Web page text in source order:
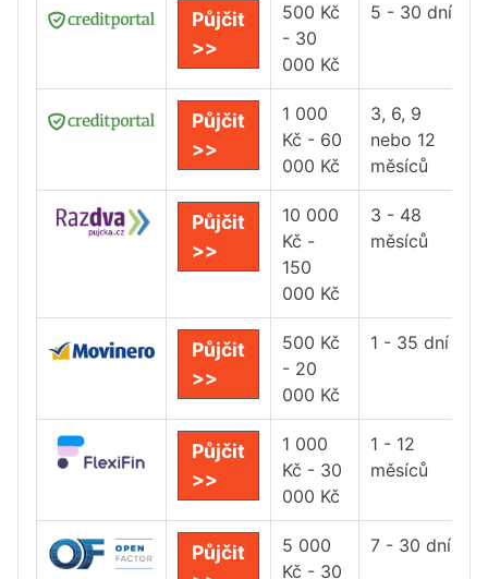
Půjčit
>>
500 Kč
- 30
000 Kč
5 - 30 dní
Půjčit
>>
1 000
Kč - 60
000 Kč
3, 6, 9
nebo 12
měsíců
Půjčit
>>
10 000
Kč -
150
000 Kč
3 - 48
měsíců
Půjčit
>>
500 Kč
- 20
000 Kč
1 - 35 dní
Půjčit
>>
1 000
Kč - 30
000 Kč
1 - 12
měsíců
Půjčit
5 000
Kč - 30
7 - 30 dní